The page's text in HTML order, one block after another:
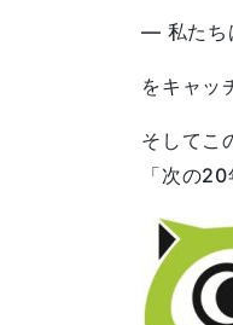
― 私たち
をキャッ
そしてこ
「次の